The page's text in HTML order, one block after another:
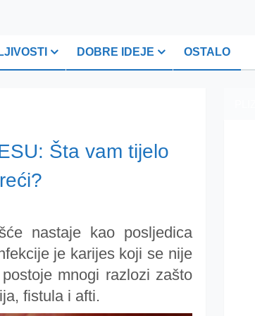
DOBRE IDEJE OSTALO
Šta vam tijelo
nastaje kao posljedica
je karijes koji se nije
mnogi razlozi zašto
fistula i afti.